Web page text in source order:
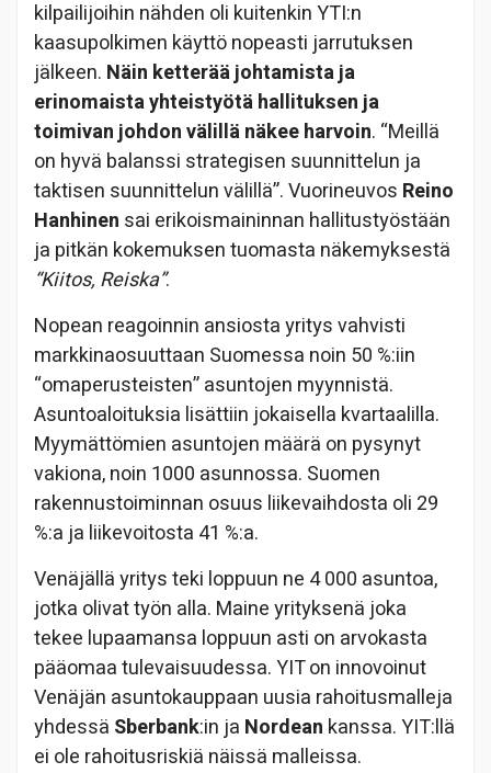
kilpailijoihin nähden oli kuitenkin YTI:n
kaasupolkimen käyttö nopeasti jarrutuksen
jälkeen. Näin ketterää johtamista ja
erinomaista yhteistyötä hallituksen ja
toimivan johdon välillä näkee harvoin. “Meillä
on hyvä balanssi strategisen suunnittelun ja
taktisen suunnittelun välillä”. Vuorineuvos Reino
Hanhinen sai erikoismaininnan hallitustyöstään
ja pitkän kokemuksen tuomasta näkemyksestä
“Kiitos, Reiska”.
Nopean reagoinnin ansiosta yritys vahvisti
markkinaosuuttaan Suomessa noin 50 %:iin
“omaperusteisten” asuntojen myynnistä.
Asuntoaloituksia lisättiin jokaisella kvartaalilla.
Myymättömien asuntojen määrä on pysynyt
vakiona, noin 1000 asunnossa. Suomen
rakennustoiminnan osuus liikevaihdosta oli 29
%:a ja liikevoitosta 41 %:a.
Venäjällä yritys teki loppuun ne 4 000 asuntoa,
jotka olivat työn alla. Maine yrityksenä joka
tekee lupaamansa loppuun asti on arvokasta
pääomaa tulevaisuudessa. YIT on innovoinut
Venäjän asuntokauppaan uusia rahoitusmalleja
yhdessä Sberbank:in ja Nordean kanssa. YIT:llä
ei ole rahoitusriskiä näissä malleissa.